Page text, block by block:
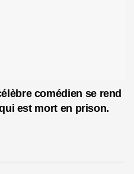
comédien se rend
est mort en prison.